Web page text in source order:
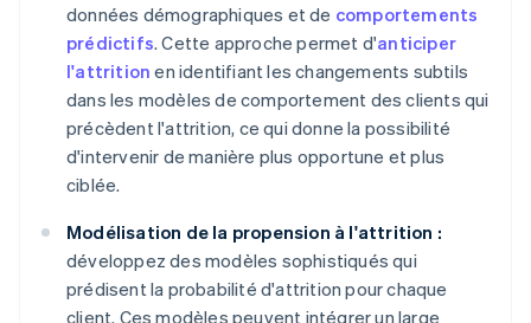
données démographiques et de comportements
prédictifs. Cette approche permet d'anticiper
l'attrition en identifiant les changements subtils
dans les modèles de comportement des clients qui
précèdent l'attrition, ce qui donne la possibilité
d'intervenir de manière plus opportune et plus
ciblée.
Modélisation de la propension à l'attrition :
développez des modèles sophistiqués qui
prédisent la probabilité d'attrition pour chaque
client. Ces modèles peuvent intégrer un large